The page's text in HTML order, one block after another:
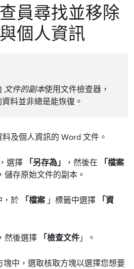
員尋找並移除
個人資訊
文件的副本使用文件檢查器，
料並非總是能恢復。
及個人資訊的 Word 文件。
選擇 「另存為」 ，然後在
「檔案
存原始文件的副本。
，於 「檔案 」標籤中選擇
「資
然後選擇 「檢查文件」。
塊中，選取核取方塊以選擇您想要